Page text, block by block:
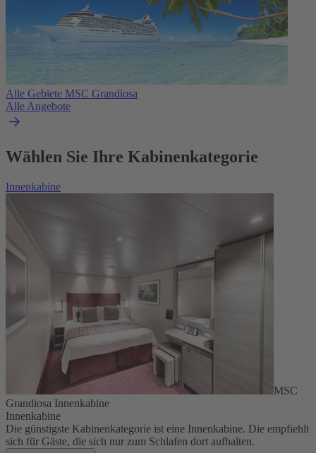
Alle Gebiete MSC Grandiosa
Alle Angebote
Wählen Sie Ihre Kabinenkategorie
Innenkabine
MSC
Grandiosa Innenkabine
Innenkabine
Die günstigste Kabinenkategorie ist eine Innenkabine. Die empfiehlt
sich für Gäste, die sich nur zum Schlafen dort aufhalten.